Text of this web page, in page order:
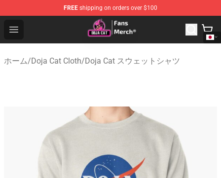
FREE shipping on orders over $100
Open menu
Doja Cat Store - Official Doja Cat Merchandise Shop
ホーム/Doja Cat Cloth/Doja Cat スウェットシャツ